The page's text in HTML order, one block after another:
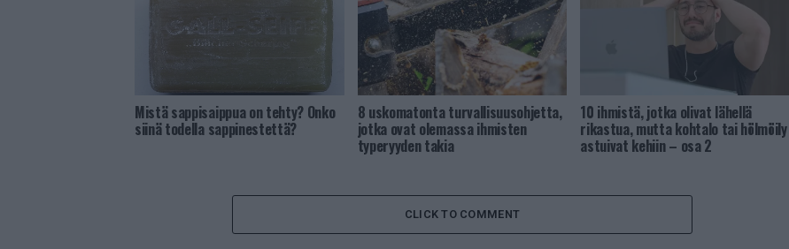
Mistä sappisaippua on tehty? Onko
siinä todella sappinestettä?
8 uskomatonta turvallisuusohjetta,
jotka ovat olemassa ihmisten
typeryyden takia
10 ihmistä, jotka olivat lähellä
rikastua, mutta kohtalo tai hölmöily
astuivat kehiin – osa 2
CLICK TO COMMENT